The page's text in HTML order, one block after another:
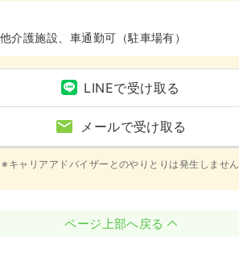
介護施設、車通勤可（駐車場有）
LINEで受け取る
メールで受け取る
※キャリアアドバイザーとのやりとりは発生しません
ページ上部へ戻る